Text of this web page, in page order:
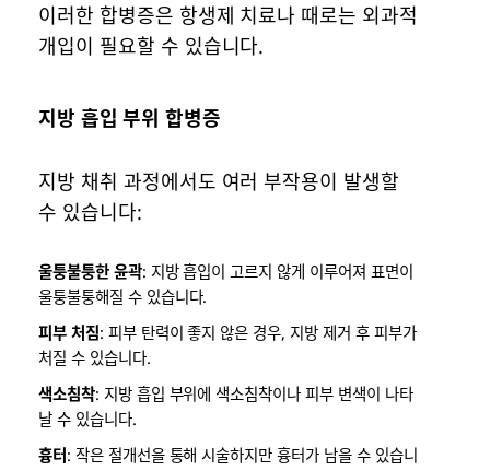
이러한 합병증은 항생제 치료나 때로는 외과적
개입이 필요할 수 있습니다.
지방 흡입 부위 합병증
지방 채취 과정에서도 여러 부작용이 발생할
수 있습니다:
울퉁불퉁한 윤곽: 지방 흡입이 고르지 않게 이루어져 표면이
울퉁불퉁해질 수 있습니다.
피부 처짐: 피부 탄력이 좋지 않은 경우, 지방 제거 후 피부가
처질 수 있습니다.
색소침착: 지방 흡입 부위에 색소침착이나 피부 변색이 나타
날 수 있습니다.
흉터: 작은 절개선을 통해 시술하지만 흉터가 남을 수 있습니